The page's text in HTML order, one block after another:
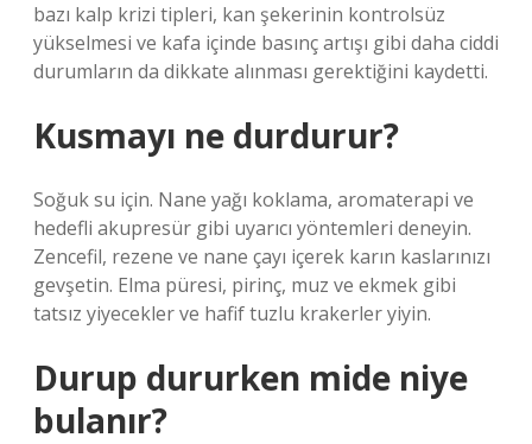
bazı kalp krizi tipleri, kan şekerinin kontrolsüz
yükselmesi ve kafa içinde basınç artışı gibi daha ciddi
durumların da dikkate alınması gerektiğini kaydetti.
Kusmayı ne durdurur?
Soğuk su için. Nane yağı koklama, aromaterapi ve
hedefli akupresür gibi uyarıcı yöntemleri deneyin.
Zencefil, rezene ve nane çayı içerek karın kaslarınızı
gevşetin. Elma püresi, pirinç, muz ve ekmek gibi
tatsız yiyecekler ve hafif tuzlu krakerler yiyin.
Durup dururken mide niye
bulanır?